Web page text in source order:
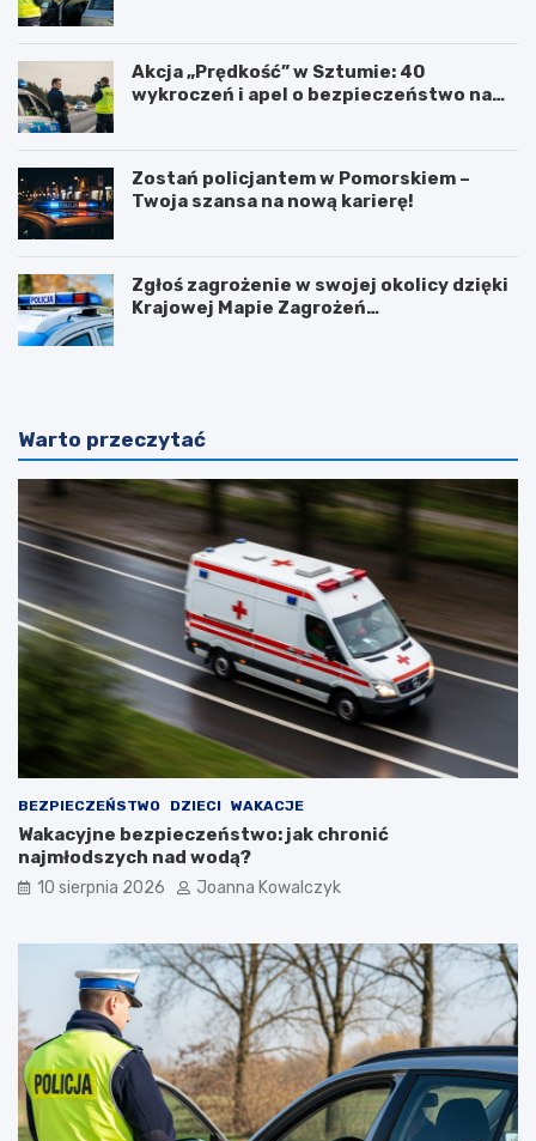
Akcja „Prędkość” w Sztumie: 40
wykroczeń i apel o bezpieczeństwo na
Zostań policjantem w Pomorskiem –
Twoja szansa na nową karierę!
Zgłoś zagrożenie w swojej okolicy dzięki
Krajowej Mapie Zagrożeń
Warto przeczytać
BEZPIECZEŃSTWO DZIECI WAKACJE
Wakacyjne bezpieczeństwo: jak chronić
najmłodszych nad wodą?
10 sierpnia 2026 Joanna Kowalczyk